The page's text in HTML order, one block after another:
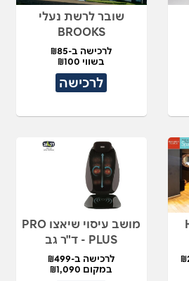
שובר לרשת נעלי
BROOKS
לרכישה ב-₪85
בשווי ₪100
לרכישה
מושב עיסוי שיאצו PRO
PLUS - ד"ר גב
לרכישה ב-₪499
במקום ₪1,090